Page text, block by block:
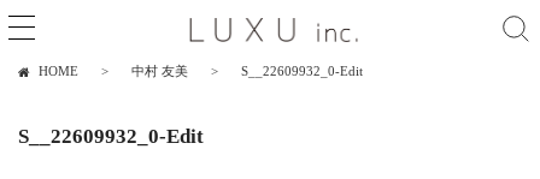
HOME 中村 友美 S__22609932_0-Edit
S__22609932_0-Edit